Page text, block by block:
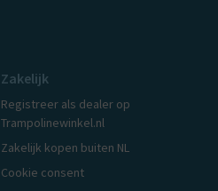
Zakelijk
Registreer als dealer op
Trampolinewinkel.nl
Zakelijk kopen buiten NL
Cookie consent